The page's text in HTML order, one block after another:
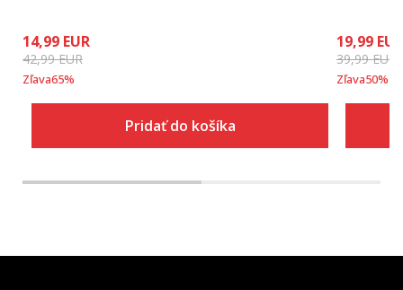
14,99 EUR
42,99EUR
Zľava65%
Pridať do košíka
19,99 EUR
39,99EUR
Zľava50%